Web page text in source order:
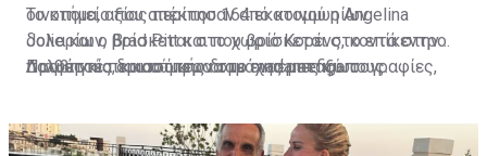
οινοποιείο που απέκτησαν από κοινού η Angelina
Jolie και ο Brad Pitt και που βρίσκεται στο επίκεντρο
πολυετούς δικαστικής διαμάχης μεταξύ τους.
Το κτήμα, αξίας περίπου 164 εκατομμυρίων
δολαρίων, βρίσκεται στο χωριό Κορένς, κοντά στην
Προβηγκία, και σύμφωνα με εναέριες φωτογραφίες,
υπάρχουν ενδείξεις ότι το Château Miraval έχει
Διαβάστε περισσότερα στοmadamefigaro